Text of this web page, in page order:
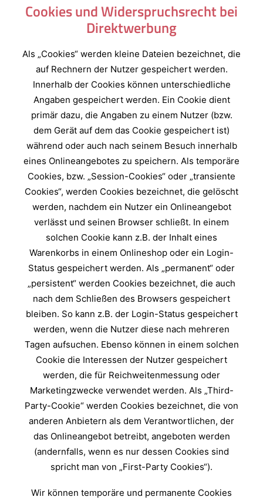
Cookies und Widerspruchsrecht bei
Direktwerbung
Als „Cookies“ werden kleine Dateien bezeichnet, die
auf Rechnern der Nutzer gespeichert werden.
Innerhalb der Cookies können unterschiedliche
Angaben gespeichert werden. Ein Cookie dient
primär dazu, die Angaben zu einem Nutzer (bzw.
dem Gerät auf dem das Cookie gespeichert ist)
während oder auch nach seinem Besuch innerhalb
eines Onlineangebotes zu speichern. Als temporäre
Cookies, bzw. „Session-Cookies“ oder „transiente
Cookies“, werden Cookies bezeichnet, die gelöscht
werden, nachdem ein Nutzer ein Onlineangebot
verlässt und seinen Browser schließt. In einem
solchen Cookie kann z.B. der Inhalt eines
Warenkorbs in einem Onlineshop oder ein Login-
Status gespeichert werden. Als „permanent“ oder
„persistent“ werden Cookies bezeichnet, die auch
nach dem Schließen des Browsers gespeichert
bleiben. So kann z.B. der Login-Status gespeichert
werden, wenn die Nutzer diese nach mehreren
Tagen aufsuchen. Ebenso können in einem solchen
Cookie die Interessen der Nutzer gespeichert
werden, die für Reichweitenmessung oder
Marketingzwecke verwendet werden. Als „Third-
Party-Cookie“ werden Cookies bezeichnet, die von
anderen Anbietern als dem Verantwortlichen, der
das Onlineangebot betreibt, angeboten werden
(andernfalls, wenn es nur dessen Cookies sind
spricht man von „First-Party Cookies“).
Wir können temporäre und permanente Cookies